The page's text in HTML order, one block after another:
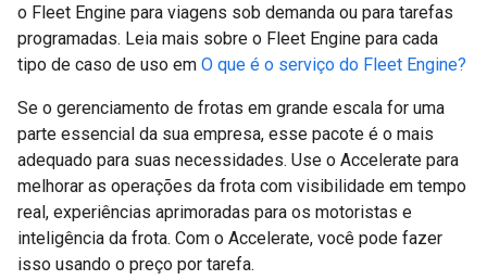
o Fleet Engine para viagens sob demanda ou para tarefas
programadas. Leia mais sobre o Fleet Engine para cada
tipo de caso de uso em O que é o serviço do Fleet Engine?
Se o gerenciamento de frotas em grande escala for uma
parte essencial da sua empresa, esse pacote é o mais
adequado para suas necessidades. Use o Accelerate para
melhorar as operações da frota com visibilidade em tempo
real, experiências aprimoradas para os motoristas e
inteligência da frota. Com o Accelerate, você pode fazer
isso usando o preço por tarefa.